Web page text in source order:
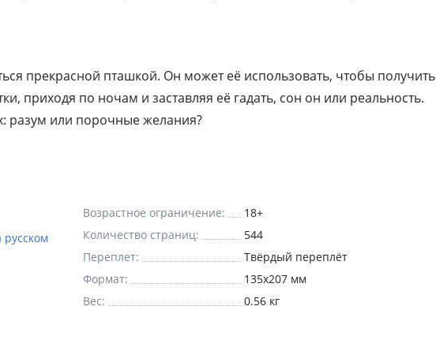
прекрасной пташкой. Он может её использовать, чтобы получить
приходя по ночам и заставляя её гадать, сон он или реальность.
разум или порочные желания?
русском
Возрастное ограничение:
18+
Количество страниц:
544
Переплет:
Твёрдый переплёт
Формат:
135x207 мм
Вес:
0.56 кг